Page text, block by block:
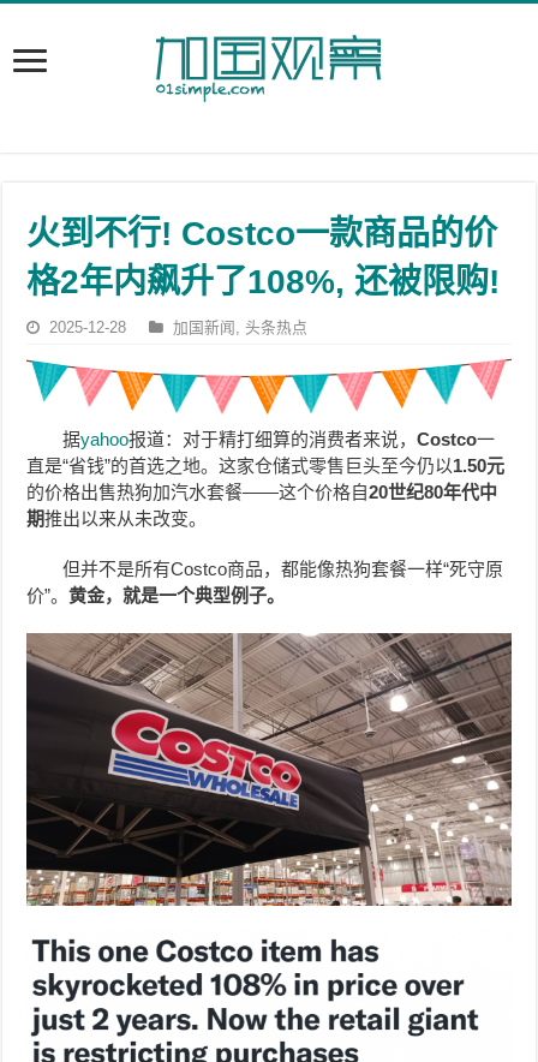
火到不行! Costco一款商品的价
格2年内飙升了108%, 还被限购!
2025-12-28 加国新闻 ,头条热点
据yahoo报道：对于精打细算的消费者来说，Costco一
直是“省钱”的首选之地。这家仓储式零售巨头至今仍以1.50元
的价格出售热狗加汽水套餐——这个价格自20世纪80年代中
期推出以来从未改变。
但并不是所有Costco商品，都能像热狗套餐一样“死守原
价”。黄金，就是一个典型例子。